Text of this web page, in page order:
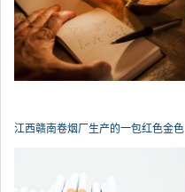
江西赣南卷烟厂生产的一包红色金色